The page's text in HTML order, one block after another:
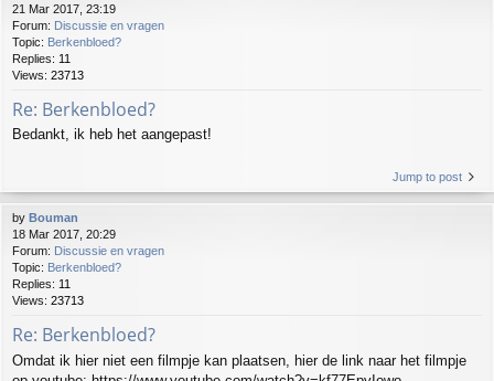
21 Mar 2017, 23:19
Forum: Discussie en vragen
Topic: Berkenbloed?
Replies: 11
Views: 23713
Re: Berkenbloed?
Bedankt, ik heb het aangepast!
Jump to post
by Bouman
18 Mar 2017, 20:29
Forum: Discussie en vragen
Topic: Berkenbloed?
Replies: 11
Views: 23713
Re: Berkenbloed?
Omdat ik hier niet een filmpje kan plaatsen, hier de link naar het filmpje